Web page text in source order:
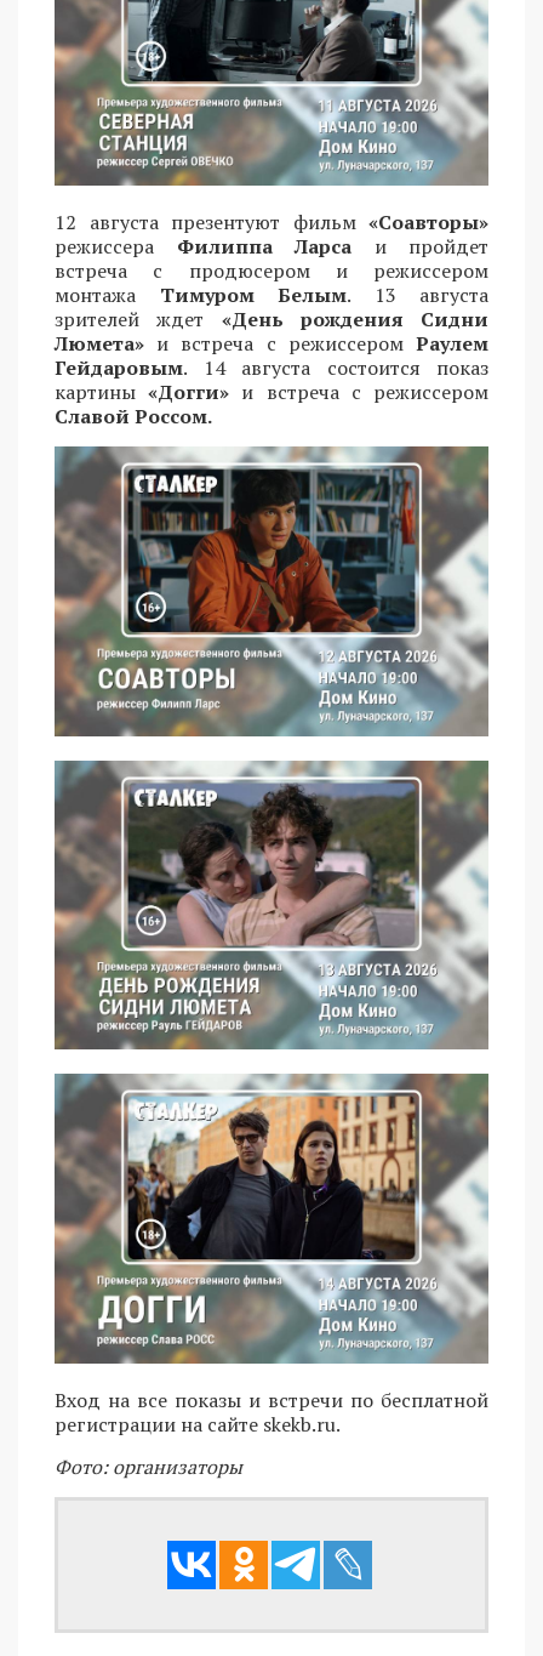
12 августа презентуют фильм «Соавторы»
режиссера Филиппа Ларса и пройдет
встреча с продюсером и режиссером
монтажа Тимуром Белым. 13 августа
зрителей ждет «День рождения Сидни
Люмета» и встреча с режиссером Раулем
Гейдаровым. 14 августа состоится показ
картины«Догги» и встреча с режиссером
Славой Россом.
Вход на все показы и встречи по бесплатной
регистрации на сайте skekb.ru.
Фото: организаторы